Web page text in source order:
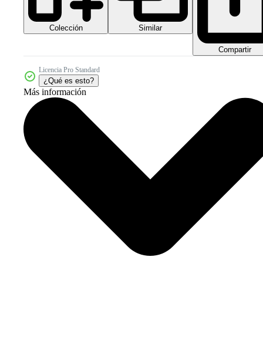
Colección Similar
Compartir
Licencia Pro Standard
¿Qué es esto?
Más información